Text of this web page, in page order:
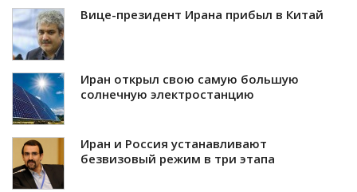
Вице-президент Ирана прибыл в Китай
Иран открыл свою самую большую
солнечную электростанцию
Иран и Россия устанавливают
безвизовый режим в три этапа